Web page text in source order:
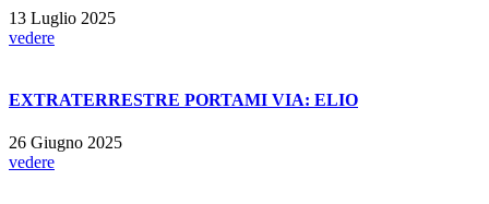
13 Luglio 2025
vedere
EXTRATERRESTRE PORTAMI VIA: ELIO
26 Giugno 2025
vedere